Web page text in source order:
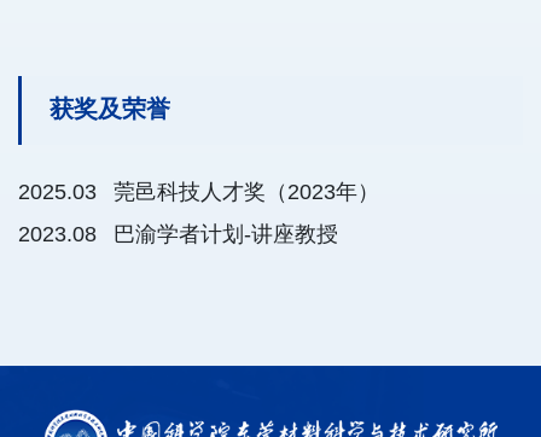
获奖及荣誉
2025.03 莞邑科技人才奖（2023年）
2023.08 巴渝学者计划-讲座教授